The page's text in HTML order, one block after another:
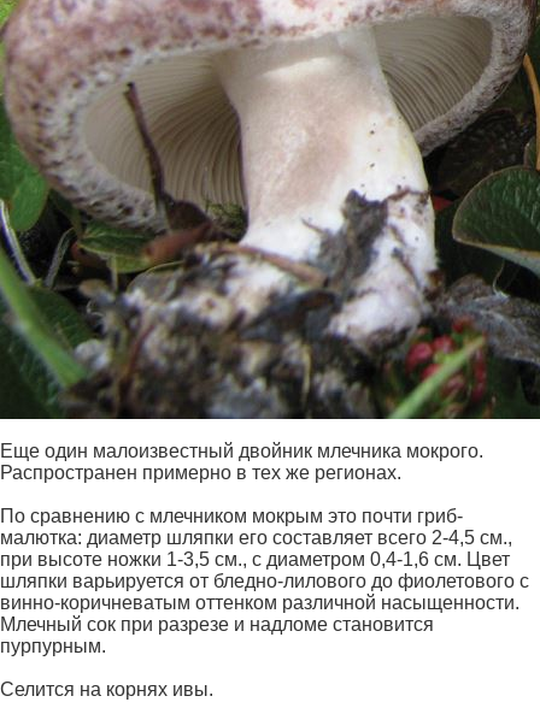
Еще один малоизвестный двойник млечника мокрого.
Распространен примерно в тех же регионах.
По сравнению с млечником мокрым это почти гриб-
малютка: диаметр шляпки его составляет всего 2-4,5 см.,
при высоте ножки 1-3,5 см., с диаметром 0,4-1,6 см. Цвет
шляпки варьируется от бледно-лилового до фиолетового с
винно-коричневатым оттенком различной насыщенности.
Млечный сок при разрезе и надломе становится
пурпурным.
Селится на корнях ивы.